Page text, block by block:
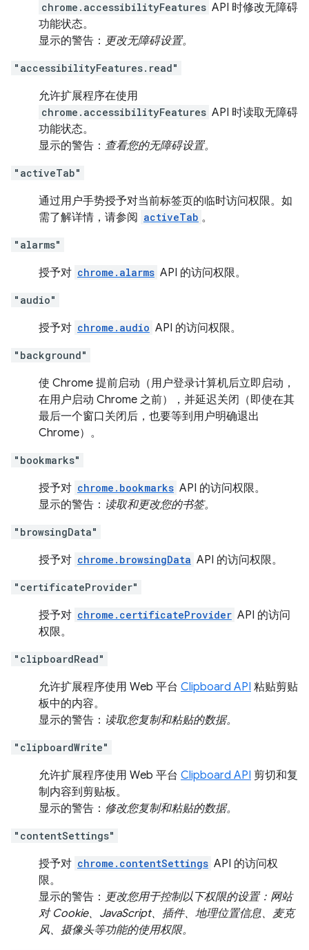
chrome.accessibilityFeatures API 时修改无障碍
功能状态。
显示的警告： 更改无障碍设置。
"accessibilityFeatures.read"
允许扩展程序在使用
chrome.accessibilityFeatures API 时读取无障碍
功能状态。
显示的警告： 查看您的无障碍设置。
"activeTab"
通过用户手势授予对当前标签页的临时访问权限。如
需了解详情，请参阅 activeTab 。
"alarms"
授予对 chrome.alarms API 的访问权限。
"audio"
授予对 chrome.audio API 的访问权限。
"background"
使 Chrome 提前启动（用户登录计算机后立即启动，
在用户启动 Chrome 之前），并延迟关闭（即使在其
最后一个窗口关闭后，也要等到用户明确退出
Chrome）。
"bookmarks"
授予对 chrome.bookmarks API 的访问权限。
显示的警告： 读取和更改您的书签。
"browsingData"
授予对 chrome.browsingData API 的访问权限。
"certificateProvider"
授予对 chrome.certificateProvider API 的访问
权限。
"clipboardRead"
允许扩展程序使用 Web 平台 Clipboard API 粘贴剪贴
板中的内容。
显示的警告： 读取您复制和粘贴的数据。
"clipboardWrite"
允许扩展程序使用 Web 平台 Clipboard API 剪切和复
制内容到剪贴板。
显示的警告： 修改您复制和粘贴的数据。
"contentSettings"
授予对 chrome.contentSettings API 的访问权
限。
显示的警告： 更改您用于控制以下权限的设置：网站
对 Cookie、JavaScript、插件、地理位置信息、麦克
风、摄像头等功能的使用权限。